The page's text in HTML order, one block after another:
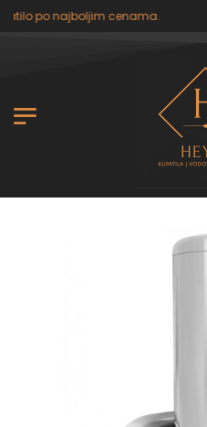
po najboljim cenama.